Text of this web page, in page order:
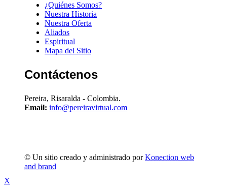
¿Quiénes Somos?
Nuestra Historia
Nuestra Oferta
Aliados
Espiritual
Mapa del Sitio
Contáctenos
Pereira, Risaralda - Colombia.
Email: info@pereiravirtual.com
© Un sitio creado y administrado porKonection web
and brand
X